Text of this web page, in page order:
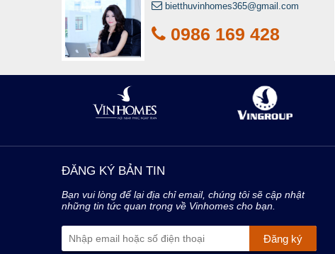
bietthuvinhomes365@gmail.com
0986 169 428
ĐĂNG KÝ BẢN TIN
Bạn vui lòng để lại địa chỉ email, chúng tôi sẽ cập nhật
những tin tức quan trọng về Vinhomes cho bạn.